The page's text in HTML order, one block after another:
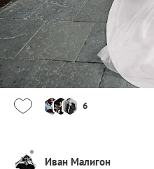
6
Иван Малигон